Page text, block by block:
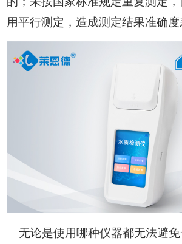
用平行测定，造成测定结果准确度
无论是使用哪种仪器都无法避